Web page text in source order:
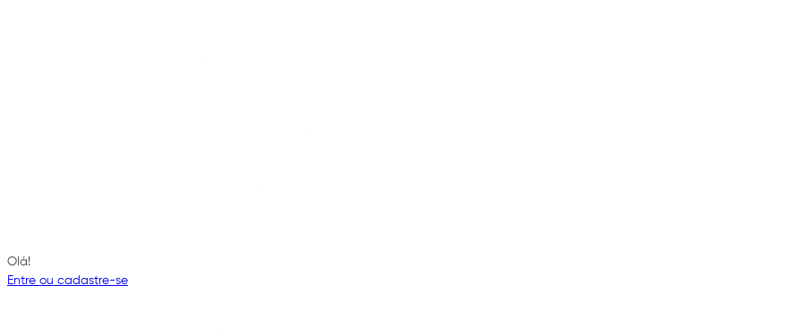
Olá!
Entre ou cadastre-se